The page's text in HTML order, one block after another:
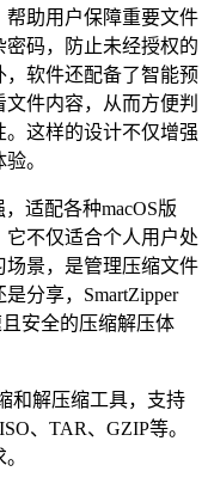
助用户保障重要文件
码，防止未经授权的
软件还配备了智能预
件内容，从而方便判
这样的设计不仅增强
。
，适配各种macOS版
不仅适合个人用户处
景，是管理压缩文件
分享，SmartZipper
安全的压缩解压体
和解压缩工具，支持
、TAR、GZIP等。